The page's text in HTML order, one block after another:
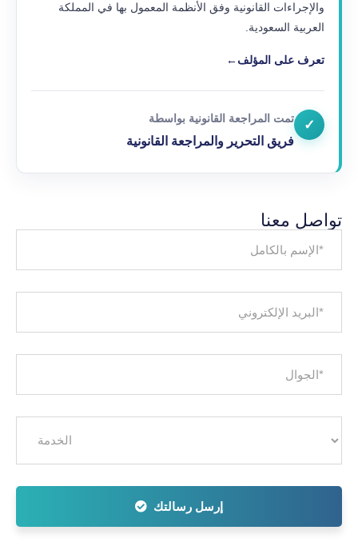
والإجراءات القانونية وفق الأنظمة المعمول بها في المملكة
العربية السعودية.
تعرف على المؤلف←
✓ تمت المراجعة القانونية بواسطة
فريق التحرير والمراجعة القانونية
تواصل معنا
إرسل رسالتك